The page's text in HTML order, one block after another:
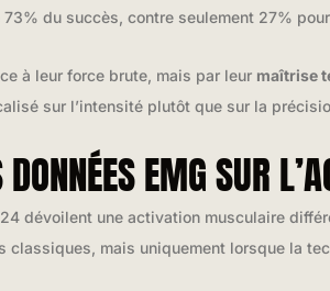
du succès, contre seulement 27%
à leur force brute, mais par leur maîtrise
sur l’intensité plutôt que sur la
DONNÉES EMG SUR
dévoilent une activation musculaire
classiques, mais uniquement lorsque la